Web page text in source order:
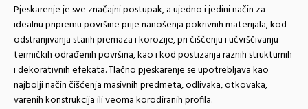
Pjeskarenje je sve značajni postupak, a ujedno i jedini način za
idealnu pripremu površine prije nanošenja pokrivnih materijala, kod
odstranjivanja starih premaza i korozije, pri čiščenju i učvrščivanju
termičkih odrađenih površina, kao i kod postizanja raznih strukturnih
i dekorativnih efekata. Tlačno pjeskarenje se upotrebljava kao
najbolji način čišćenja masivnih predmeta, odlivaka, otkovaka,
varenih konstrukcija ili veoma korodiranih profila.